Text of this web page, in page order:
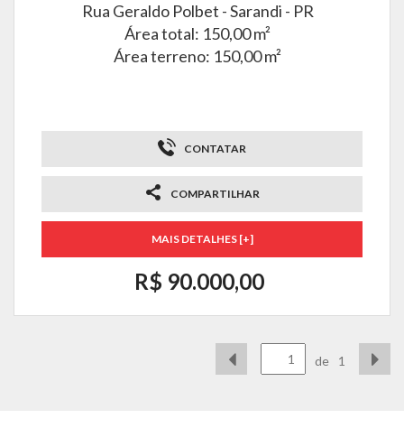
Rua Geraldo Polbet -Sarandi - PR
Área total: 150,00 m²
Área terreno: 150,00 m²
CONTATAR
COMPARTILHAR
MAIS DETALHES [+]
R$ 90.000,00
de 1